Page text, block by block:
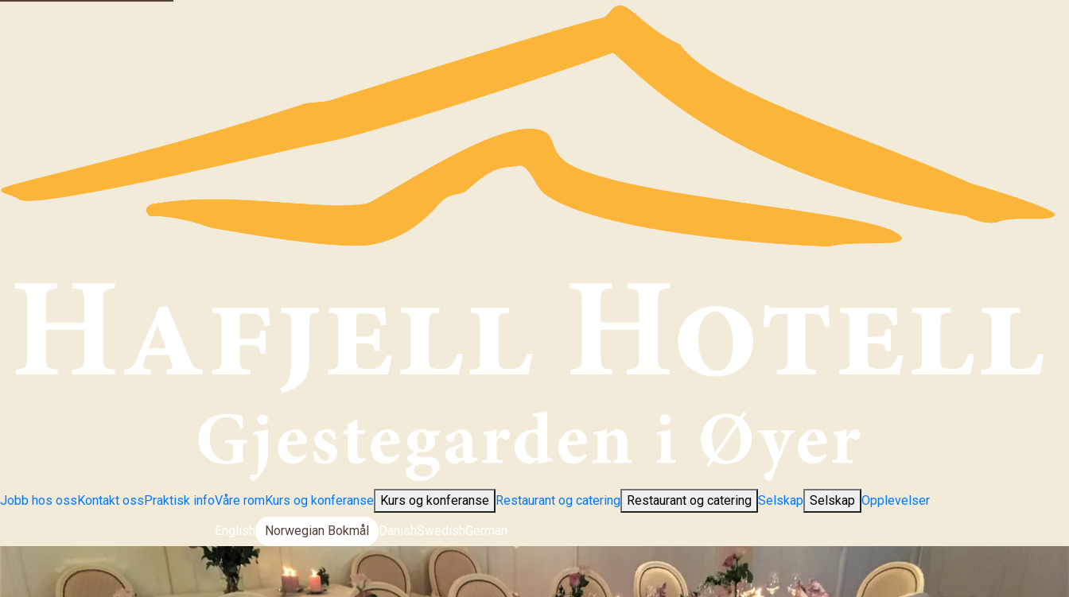
Jobb hos oss Kontakt oss Praktisk infoVåre romKurs og konferanse Kurs og konferanse Restaurant og catering Restaurant og catering Selskap Selskap Opplevelser
Endre språk:
English Norwegian Bokmål DanishSwedishGerman